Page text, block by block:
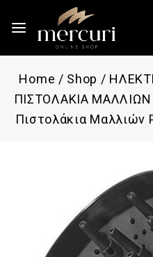
Home / Shop /
ΠΙΣΤΟΛΑΚΙΑ ΜΑΛΛΙΩΝ
Πιστολάκια Μαλλιών